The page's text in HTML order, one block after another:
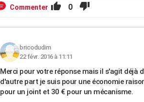
Commenter 0
bricodudim
22 févr. 2016 à 11:11
Merci pour votre réponse mais il s'agit déjà
d'autre part je suis pour une économie
pour un joint et 30 € pour un mécanisme.